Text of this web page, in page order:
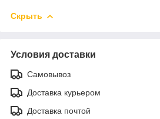
Скрыть
Условия доставки
Самовывоз
Доставка курьером
Доставка почтой